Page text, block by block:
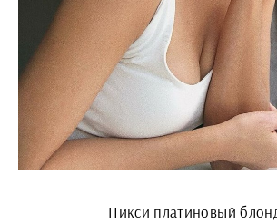
Пикси платиновый